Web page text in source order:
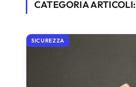
CATEGORIA ARTICOLI:
SICUREZZA